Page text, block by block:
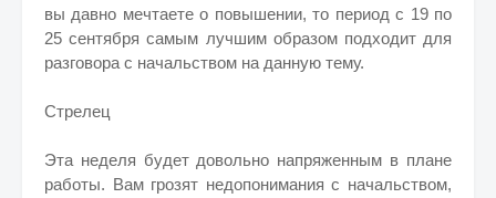
вы давно мечтаете о повышении, то период с 19 по
25 сентября самым лучшим образом подходит для
разговора с начальством на данную тему.
Стрелец
Эта неделя будет довольно напряженным в плане
работы. Вам грозят недопонимания с начальством,